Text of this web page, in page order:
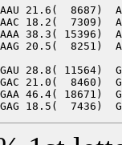
21.6(  8687)
18.2(  7309)
38.3( 15396)
20.5(  8251)
28.8( 11564)
21.0(  8460)
46.4( 18671)